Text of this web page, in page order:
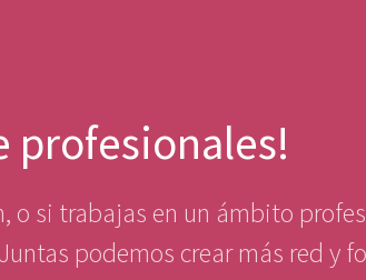
profesionales!
o si trabajas en un ámbito
podemos crear más red y